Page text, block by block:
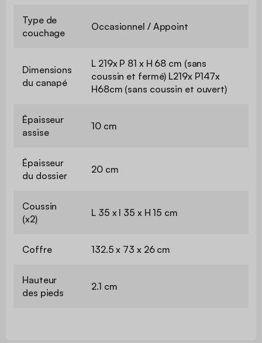
Type de
couchage
Occasionnel / Appoint
Dimensions
du canapé
L 219x P 81 x H 68 cm (sans
coussin et fermé) L219x P147x
H68cm (sans coussin et ouvert)
Épaisseur
assise
10 cm
Épaisseur
du dossier
20 cm
Coussin
(x2)
L 35 x l 35 x H 15 cm
Coffre 132.5 x 73 x 26 cm
Hauteur
des pieds
2.1 cm